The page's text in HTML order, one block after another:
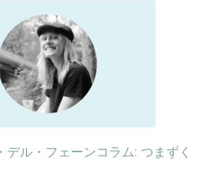
デル・フェーンコラム: つまずく